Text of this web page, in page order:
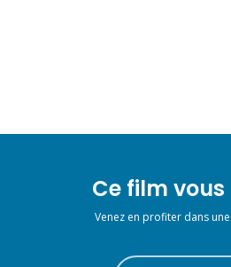
Ce film vous
Venez en profiter dans